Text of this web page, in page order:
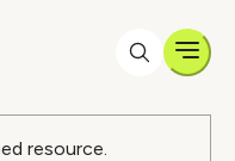
resource.